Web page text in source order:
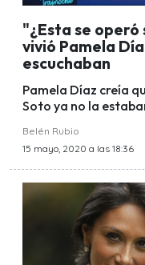
"¿Esta se operó
vivió Pamela
escuchaban
Pamela Díaz creía
Soto ya no la
Belén Rubio
15 mayo, 2020 a las 18:36